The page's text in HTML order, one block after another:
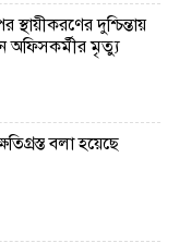
দুশ্চিন্তায়
অফিসকর্মীর মৃত্যু
বলা হয়েছে